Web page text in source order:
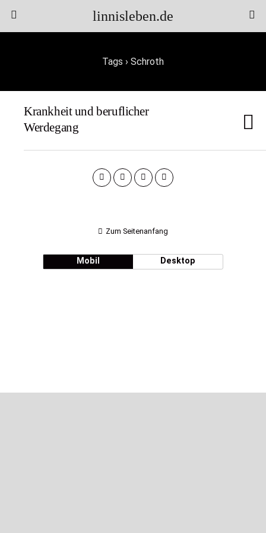
linnisleben.de
Tags › Schroth
Krankheit und beruflicher
Werdegang
Zum Seitenanfang
Mobil Desktop